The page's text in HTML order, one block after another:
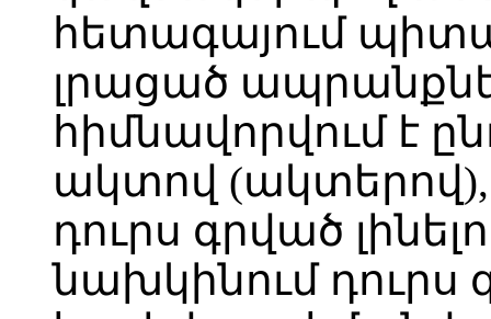
հետագայում
լրացած
հիմնավորվում է
ակտով (ակտերով),
դուրս գրված
նախկինում դուրս